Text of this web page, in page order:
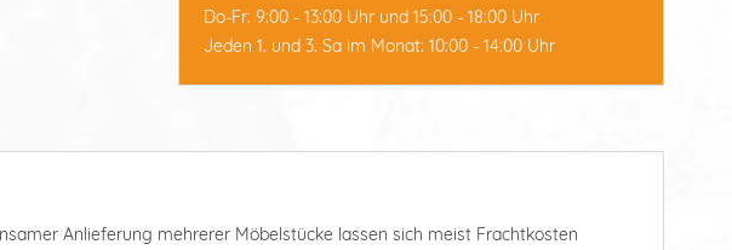
Do-Fr: 9:00 - 13:00 Uhr und 15:00 - 18:00 Uhr
Jeden 1. und 3. Sa im Monat: 10:00 - 14:00 Uhr
Anlieferung mehrerer Möbelstücke lassen sich meist Frachtkosten